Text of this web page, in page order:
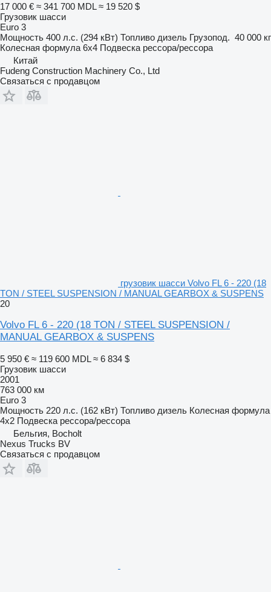
17 000 € ≈ 341 700 MDL ≈ 19 520 $
Грузовик шасси
Euro 3
Мощность 400 л.с. (294 кВт) Топливо дизель Грузопод. 40 000 кг
Колесная формула 6x4 Подвеска рессора/рессора
Китай
Fudeng Construction Machinery Co., Ltd
Связаться с продавцом
грузовик шасси Volvo FL 6 - 220 (18
TON / STEEL SUSPENSION / MANUAL GEARBOX & SUSPENS
20
Volvo FL 6 - 220 (18 TON / STEEL SUSPENSION /
MANUAL GEARBOX & SUSPENS
5 950 € ≈ 119 600 MDL ≈ 6 834 $
Грузовик шасси
2001
763 000 км
Euro 3
Мощность 220 л.с. (162 кВт) Топливо дизель Колесная формула
4x2 Подвеска рессора/рессора
Бельгия, Bocholt
Nexus Trucks BV
Связаться с продавцом